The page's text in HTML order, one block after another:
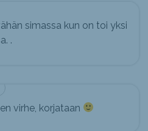
simassa kun on toi yksi
.
virhe, korjataan